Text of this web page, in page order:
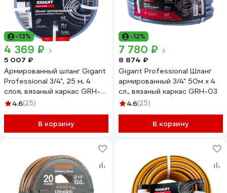
-13%
4 369 ₽
5 007 ₽
Армированный шланг Gigant
Professional 3/4", 25 м, 4
слоя, вязаный каркас GRH-
074.6(25)
В корзину
-12%
7 780 ₽
8 874 ₽
Gigant Professional Шланг
армированный 3/4" 50м х 4
сл., вязаный каркас GRH-03
4.6(25)
В корзину